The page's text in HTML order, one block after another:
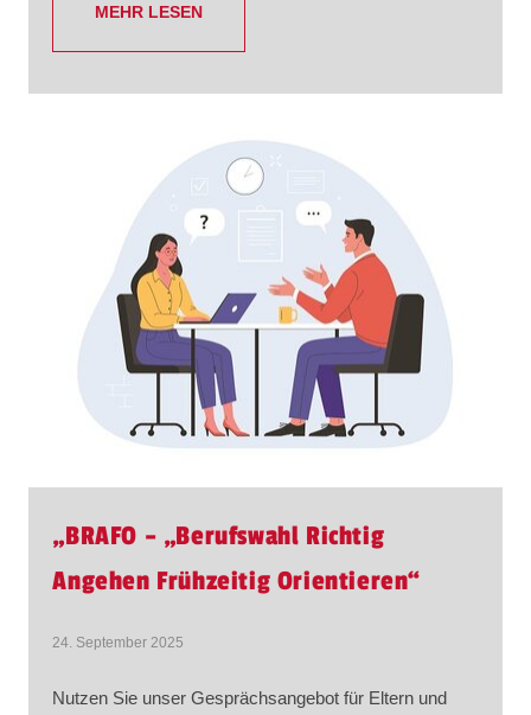
MEHR LESEN
„BRAFO – „Berufswahl Richtig
Angehen Frühzeitig Orientieren“
24. September 2025
Nutzen Sie unser Gesprächsangebot für Eltern und